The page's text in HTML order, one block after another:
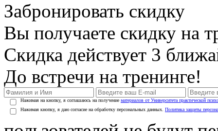
Забронировать скидку
Вы получаете скидку на
Скидка действует 3
До встречи на тренинге!
Нажимая на кнопку, я соглашаюсь на получение материалов от Университета практической
Нажимая кнопку, я даю согласие на обработку персональных данных. Политика защиты